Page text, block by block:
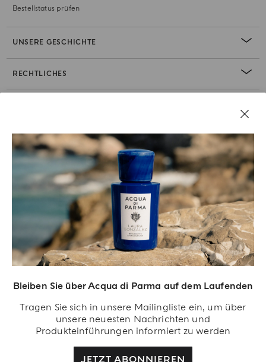
Bleiben Sie über Acqua di Parma auf dem Laufenden
Tragen Sie sich in unsere Mailingliste ein, um über
unsere neuesten Nachrichten und
Produkteinführungen informiert zu werden
JETZT ABONNIEREN
Bestellstatus prüfen
UNSERE GESCHICHTE
RECHTLICHES
Acqua Di Parma S.r.l., mit einem Kapital von 420 000,00 € registriert im
Handelsregister von Mailand unter der Nummer IT04215670375 mit Sitz in Via
Giovanni Spadolini 7 Gebäude B 20141 Milano, Italien.